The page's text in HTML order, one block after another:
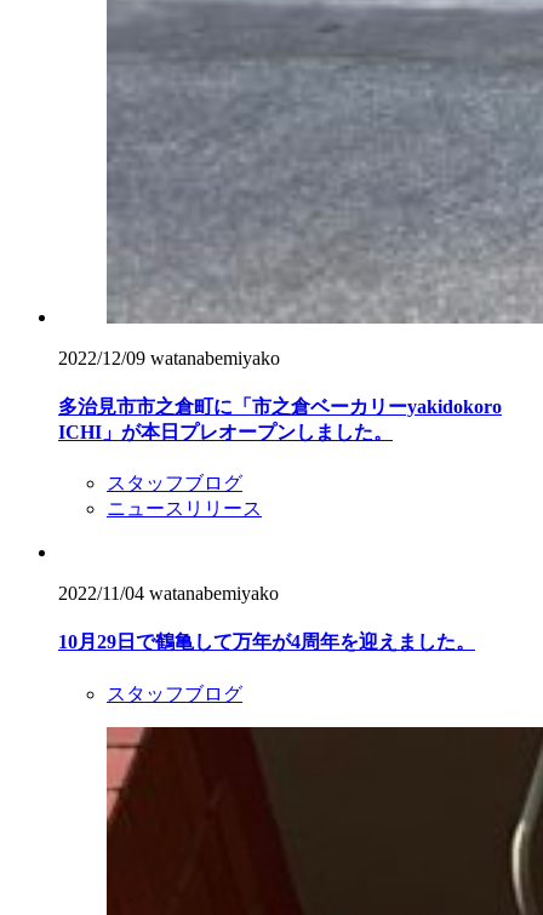
2022/12/09 watanabemiyako
多治見市市之倉町に「市之倉ベーカリーyakidokoro
ICHI」が本日プレオープンしました。
スタッフブログ
ニュースリリース
2022/11/04 watanabemiyako
10月29日で鶴亀して万年が4周年を迎えました。
スタッフブログ